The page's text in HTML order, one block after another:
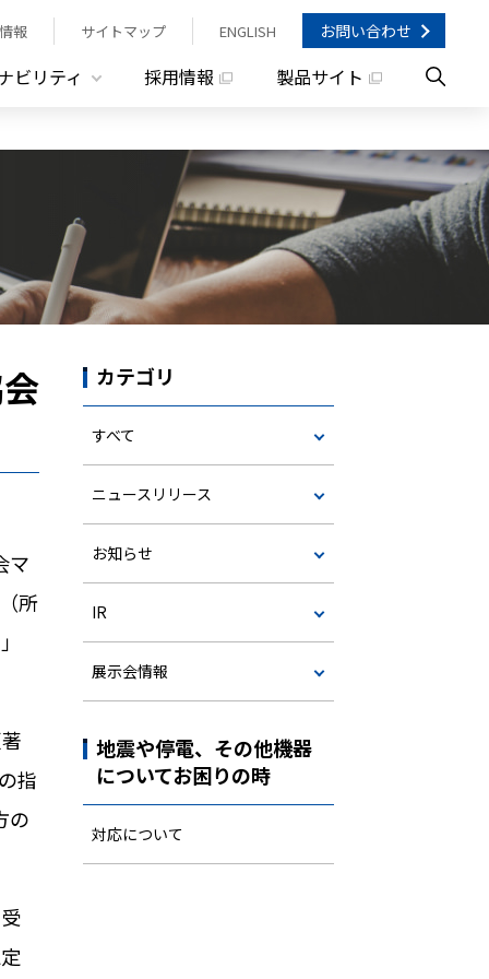
報 サイトマップ ENGLISH お問い合わせ
ビリティ 採用情報 製品サイト
マ
所
指
の
カテゴリ
すべて
ニュースリリース
お知らせ
IR
展示会情報
地震や停電、その他機器
についてお困りの時
対応について